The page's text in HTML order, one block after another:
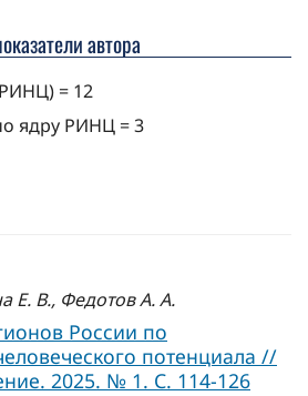
автора
= 12
ядру РИНЦ = 3
Е. В., Федотов А. А.
России по
потенциала //
2025. № 1. С. 114-126